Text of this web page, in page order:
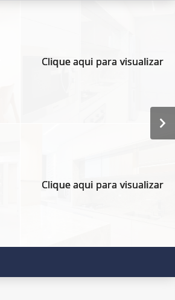
Clique aqui para visualizar
Clique aqui para visualizar